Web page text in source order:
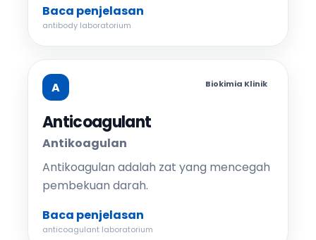
Baca penjelasan
antibody laboratorium
A Biokimia Klinik
Anticoagulant
Antikoagulan
Antikoagulan adalah zat yang mencegah
pembekuan darah.
Baca penjelasan
anticoagulant laboratorium